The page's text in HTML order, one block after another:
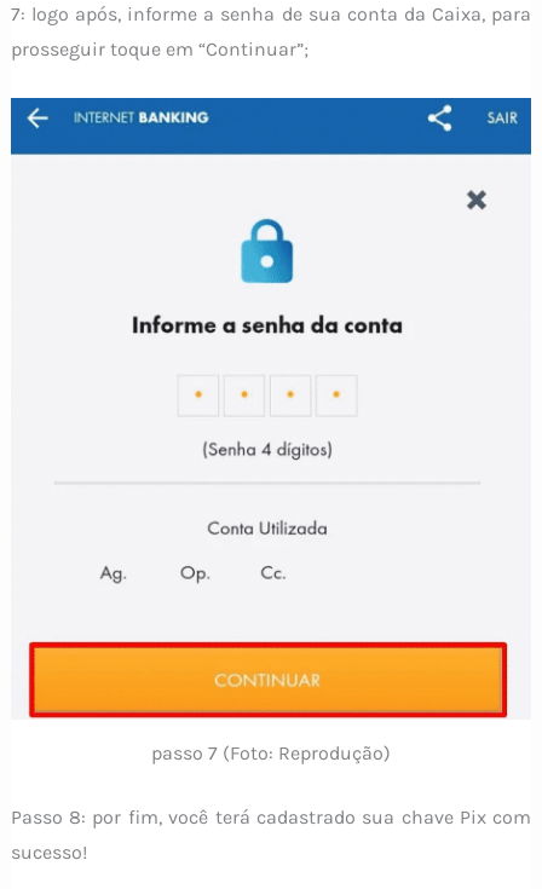
7: logo após, informe a senha de sua conta da Caixa, para
prosseguir toque em “Continuar”;
passo 7 (Foto: Reprodução)
Passo 8: por fim, você terá cadastrado sua chave Pix com
sucesso!